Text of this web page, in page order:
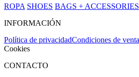
ROPA SHOES BAGS + ACCESSORIES
INFORMACIÓN
Política de privacidadCondiciones de venta
Cookies
CONTACTO